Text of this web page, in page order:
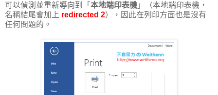
可以偵測並重新導向到「 本地端印表機 」（本地端印表機，
名稱結尾會加上 redirected 2），因此在列印方面也是沒有
任何問題的。